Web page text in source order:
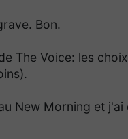
Bon.
The Voice: les
New Morning et